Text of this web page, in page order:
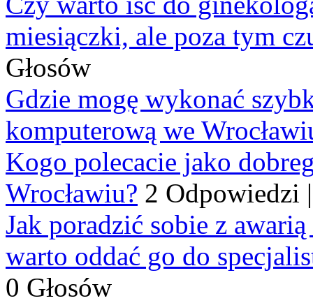
miesiączki, ale poza tym
Głosów
Gdzie mogę wykonać
komputerową we
Kogo polecacie jako
Wrocławiu? 2 Odpowiedzi
Jak poradzić sobie z
warto oddać go do
0 Głosów